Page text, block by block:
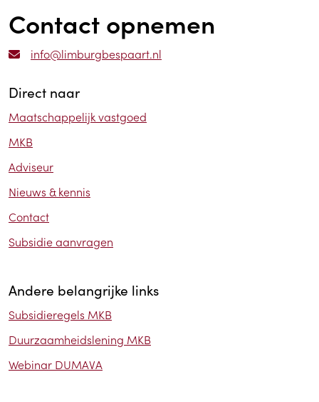
Contact opnemen
info@limburgbespaart.nl
Direct naar
Maatschappelijk vastgoed
MKB
Adviseur
Nieuws & kennis
Contact
Subsidie aanvragen
Andere belangrijke links
Subsidieregels MKB
Duurzaamheidslening MKB
Webinar DUMAVA